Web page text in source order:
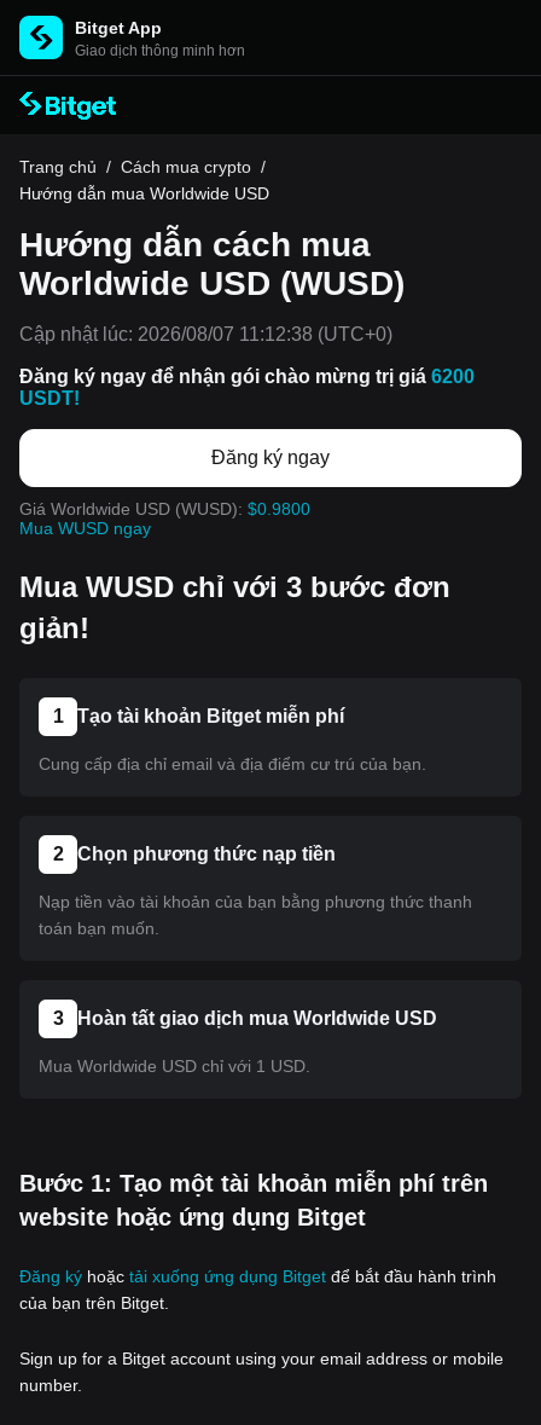
Bitget App
Giao dịch thông minh hơn
Trang chủ / Cách mua crypto /
Hướng dẫn mua Worldwide USD
Hướng dẫn cách mua
Worldwide USD (WUSD)
Cập nhật lúc: 2026/08/07 11:12:38 (UTC+0)
Đăng ký ngay để nhận gói chào mừng trị giá 6200
USDT!
Đăng ký ngay
Giá Worldwide USD (WUSD): $0.9800
Mua WUSD ngay
Mua WUSD chỉ với 3 bước đơn
giản!
1 Tạo tài khoản Bitget miễn phí
Cung cấp địa chỉ email và địa điểm cư trú của bạn.
2 Chọn phương thức nạp tiền
Nạp tiền vào tài khoản của bạn bằng phương thức thanh
toán bạn muốn.
3 Hoàn tất giao dịch mua Worldwide USD
Mua Worldwide USD chỉ với 1 USD.
‌Bước 1: Tạo một tài khoản miễn phí trên
website hoặc ứng dụng Bitget
Đăng ký hoặc tải xuống ứng dụng Bitget để bắt đầu hành trình
của bạn trên Bitget.
Sign up for a Bitget account using your email address or mobile
number.